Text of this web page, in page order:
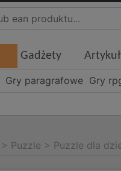
Gadżety
Gry paragrafowe Gry
> Puzzle > Puzzle dla